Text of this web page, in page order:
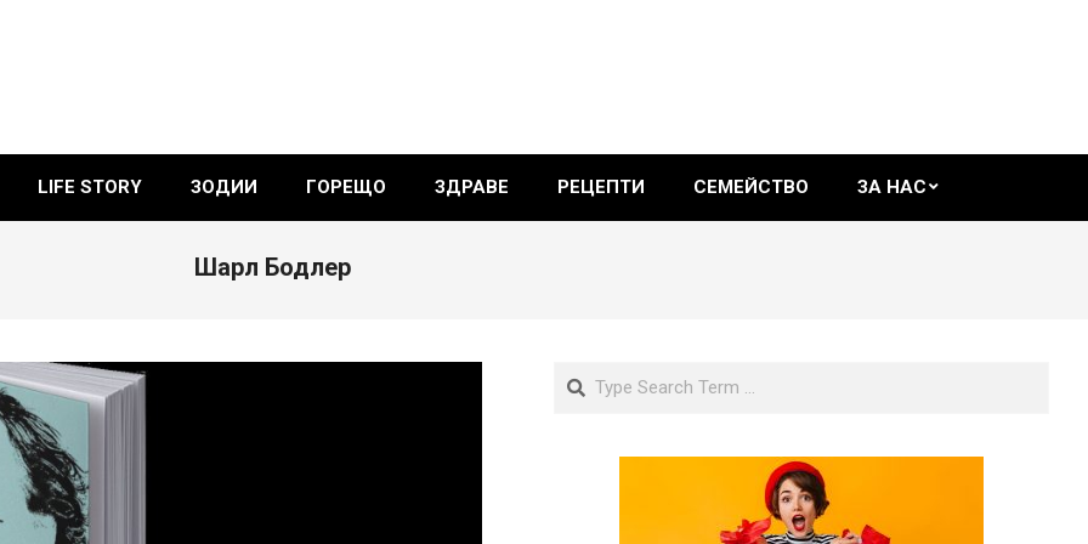
LIFE STORY ЗОДИИ ГОРЕЩО ЗДРАВЕ РЕЦЕПТИ СЕМЕЙСТВО ЗА НАС
Шарл Бодлер
Search